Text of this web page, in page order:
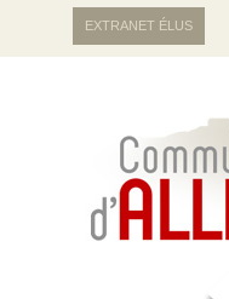
EXTRANET ÉLUS